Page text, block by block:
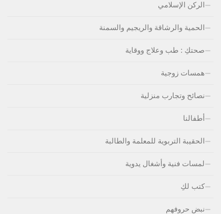
الركن الإسلامي
الحمية والرشاقة والريجيم والسمنة
صحتكِ : طب وعلاج ووقاية
همسات زوجية
نصائح وتجارب منزلية
أطفالنا
الحقيبة التربوية للمعلمة والطالبة
لمسات فنية وأشغال يدوية
كتب لكِ
نبض حروفهم